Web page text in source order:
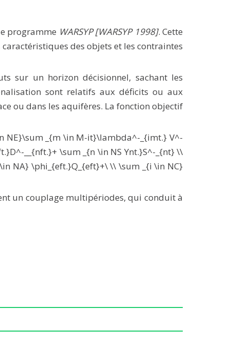
programme WARSYP [WARSYP 1998]. Cette
des objets et les contraintes
sur un horizon décisionnel, sachant les
sont relatifs aux déficits ou aux
ou dans les aquifères. La fonction objectif
NE}\sum _{m \in M-it}\lambda^-_{imt.} V^-
__{nft.}+ \sum _{n \in NS Ynt.}S^-_{nt} \\
NA} \phi_{eft.}Q_{eft}+\ \\ \sum _{i \in NC}
un couplage multipériodes, qui conduit à